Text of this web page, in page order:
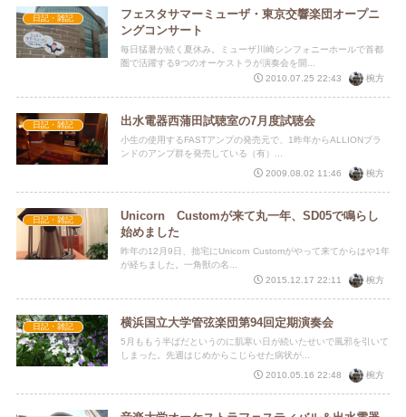
日記・雑記
フェスタサマーミューザ・東京交響楽団オープニ
ングコンサート
毎日猛暑が続く夏休み。ミューザ川崎シンフォニーホールで首都
圏で活躍する9つのオーケストラが演奏会を開...
2010.07.25 22:43
椀方
日記・雑記 出水電器西蒲田試聴室の7月度試聴会
小生の使用するFASTアンプの発売元で、1昨年からALLIONブラ
ンドのアンプ群を発売している（有）...
2009.08.02 11:46
椀方
日記・雑記
Unicorn Customが来て丸一年、SD05で鳴らし
始めました
昨年の12月9日、拙宅にUnicorn Customがやって来てからはや1年
が経ちました。一角獣の名...
2015.12.17 22:11
椀方
日記・雑記 横浜国立大学管弦楽団第94回定期演奏会
5月ももう半ばだというのに肌寒い日が続いたせいで風邪を引いて
しまった。先週はじめからこじらせた病状が...
2010.05.16 22:48
椀方